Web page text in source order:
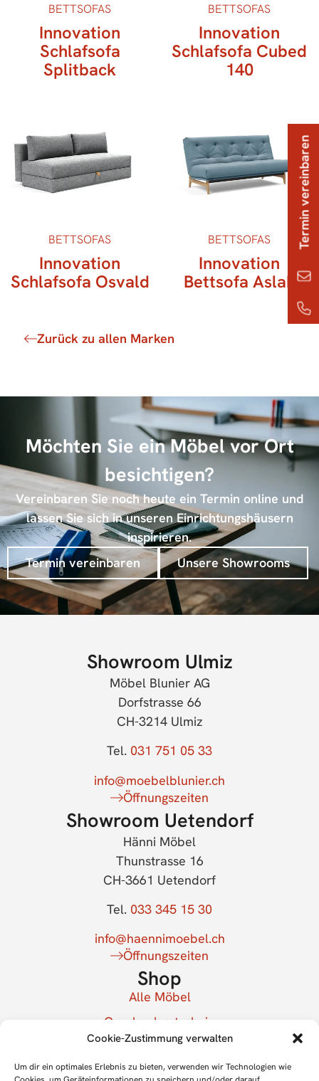
Cookie-Zustimmung verwalten
Um dir ein optimales Erlebnis zu bieten, verwenden wir Technologien wie
BETTSOFAS
Innovation
Schlafsofa
Splitback
BETTSOFAS
Innovation
Schlafsofa Cubed
140
BETTSOFAS
Innovation
Schlafsofa Osvald
BETTSOFAS
Innovation
Bettsofa Aslak
Zurück zu allen Marken
Möchten Sie ein Möbel vor Ort
besichtigen?
Vereinbaren Sie noch heute ein Termin online und
lassen Sie sich in unseren Einrichtungshäusern
inspirieren.
Termin vereinbaren
Unsere Showrooms
Showroom Ulmiz
Möbel Blunier AG
Dorfstrasse 66
CH-3214 Ulmiz
Tel. 031 751 05 33
info@moebelblunier.ch
Öffnungszeiten
Showroom Uetendorf
Hänni Möbel
Thunstrasse 16
CH-3661 Uetendorf
Tel. 033 345 15 30
info@haennimoebel.ch
Öffnungszeiten
Shop
Alle Möbel
Geschenkgutschein
Mein Konto
Newsletter
Termin vereinbaren